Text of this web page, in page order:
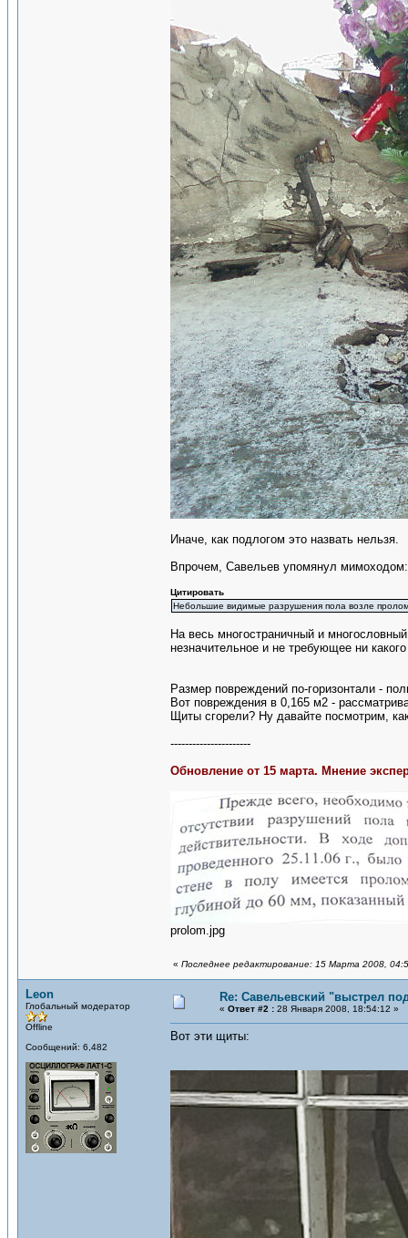
Иначе, как подлогом это назвать нельзя.
Впрочем, Савельев упомянул мимоходом:
Цитировать
Небольшие видимые разрушения пола возле
На весь многостраничный и
незначительное и не требующее ни
Размер повреждений по-горизонтали -
Вот повреждения в 0,165 м2 -
Щиты сгорели? Ну давайте посмотрим,
----------------------
Обновление от 15 марта. Мнение
prolom.jpg
« Последнее редактирование: 15 Марта 2008,
Leon
Глобальный модератор
Offline
Сообщений: 6,482
Re: Савельевский "выстрел
« Ответ #2 : 28 Января 2008, 18:54:12 »
Вот эти щиты: